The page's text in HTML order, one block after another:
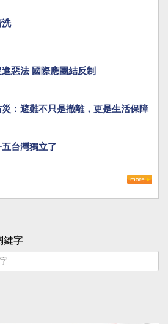
洗
惡法 國際應團結反制
：避難不只是撤離，更是生活保障
台灣獨立了
鍵字